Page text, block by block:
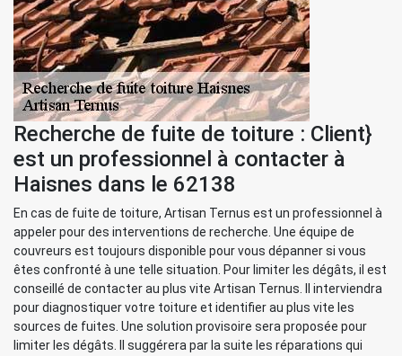
Recherche de fuite de toiture : Client}
est un professionnel à contacter à
Haisnes dans le 62138
En cas de fuite de toiture, Artisan Ternus est un professionnel à
appeler pour des interventions de recherche. Une équipe de
couvreurs est toujours disponible pour vous dépanner si vous
êtes confronté à une telle situation. Pour limiter les dégâts, il est
conseillé de contacter au plus vite Artisan Ternus. Il interviendra
pour diagnostiquer votre toiture et identifier au plus vite les
sources de fuites. Une solution provisoire sera proposée pour
limiter les dégâts. Il suggérera par la suite les réparations qui